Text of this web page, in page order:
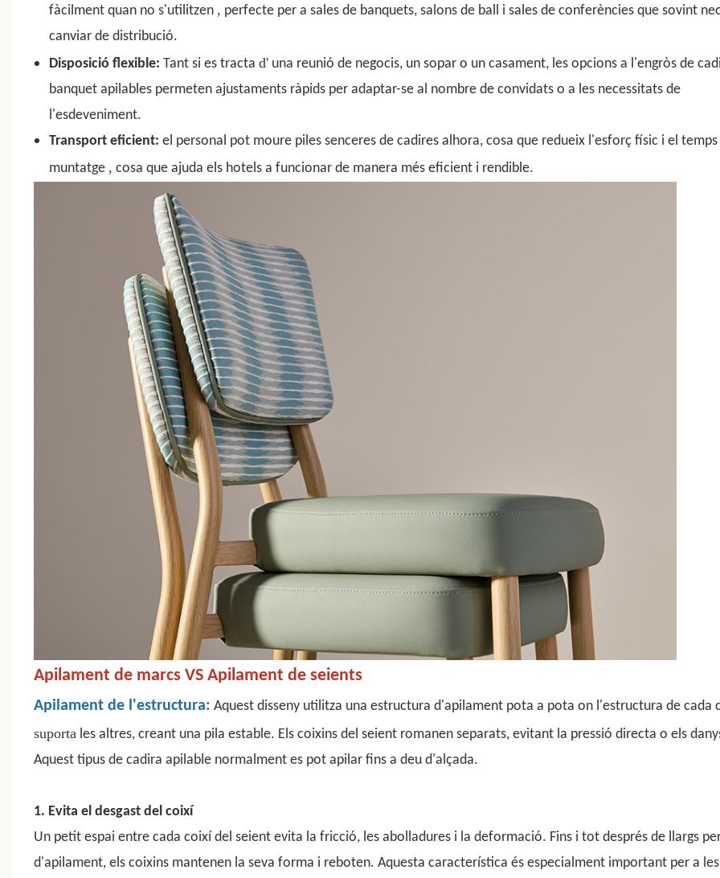
fàcilment quan no s'utilitzen , perfecte per a sales de banquets, salons de ball i sales de conferències que sovint
canviar de distribució.
Disposició flexible: Tant si es tracta d' una reunió de negocis, un sopar o un casament, les opcions a l'engròs de
banquet apilables permeten ajustaments ràpids per adaptar-se al nombre de convidats o a les necessitats de
l'esdeveniment.
Transport eficient: el personal pot moure piles senceres de cadires alhora, cosa que redueix l'esforç físic i el temps
muntatge , cosa que ajuda els hotels a funcionar de manera més eficient i rendible.
Apilament de marcs VS Apilament de seients
Apilament de l'estructura: Aquest disseny utilitza una estructura d'apilament pota a pota on l'estructura de cada
suporta les altres, creant una pila estable. Els coixins del seient romanen separats, evitant la pressió directa o els
Aquest tipus de cadira apilable normalment es pot apilar fins a deu d'alçada.
1. Evita el desgast del coixí
Un petit espai entre cada coixí del seient evita la fricció, les abolladures i la deformació. Fins i tot després de llargs
d'apilament, els coixins mantenen la seva forma i reboten. Aquesta característica és especialment important per a